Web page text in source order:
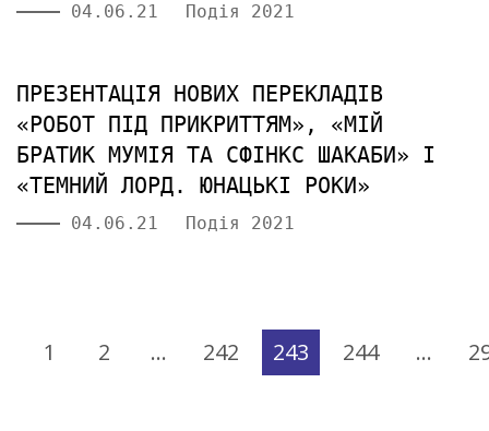
04.06.21 Подія 2021
ПРЕЗЕНТАЦІЯ НОВИХ ПЕРЕКЛАДІВ
«РОБОТ ПІД ПРИКРИТТЯМ», «МІЙ
БРАТИК МУМІЯ ТА СФІНКС ШАКАБИ» І
«ТЕМНИЙ ЛОРД. ЮНАЦЬКІ РОКИ»
04.06.21 Подія 2021
1 2 … 242 243 244 …